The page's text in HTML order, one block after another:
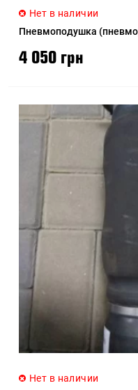
Нет в наличии
Пневмоподушка
4 050 грн
Нет в наличии